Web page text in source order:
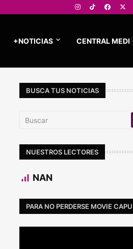
+NOTICIAS CENTRAL
BUSCA TUS NOTICIAS
NUESTROS LECTORES
NAN
PARA NO PERDERSE MOVIE